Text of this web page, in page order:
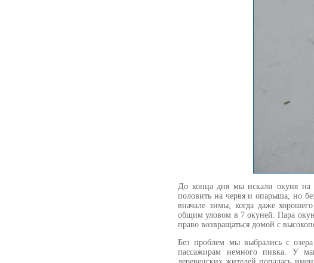
До конца дня мы искали окуня на
половить на червя и опарыша, но
вначале зимы, когда даже
общим уловом в 7 окуней. Пара
право возвращаться домой с
Без проблем мы выбрались с
пассажирам немного пивка. У